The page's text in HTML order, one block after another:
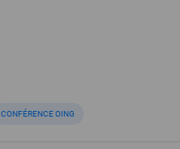
CONFÉRENCE OING